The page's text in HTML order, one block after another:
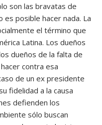
son las bravatas de
posible hacer nada. La
el término que
Latina. Los dueños
dueños de la falta de
contra esa
de un ex presidente
fidelidad a la causa
defienden los
sólo buscan